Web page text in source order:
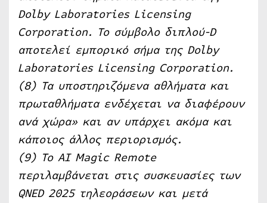
Dolby Laboratories Licensing
Corporation. Το σύμβολο διπλού-D
αποτελεί εμπορικό σήμα της Dolby
Laboratories Licensing Corporation.
(8) Τα υποστηριζόμενα αθλήματα και
πρωταθλήματα ενδέχεται να διαφέρουν
ανά χώρα» και αν υπάρχει ακόμα και
κάποιος άλλος περιορισμός.
(9) Το AI Magic Remote
περιλαμβάνεται στις συσκευασίες των
QNED 2025 τηλεοράσεων και μετά